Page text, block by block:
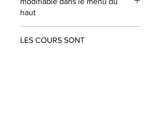
haut
LES COURS SONT